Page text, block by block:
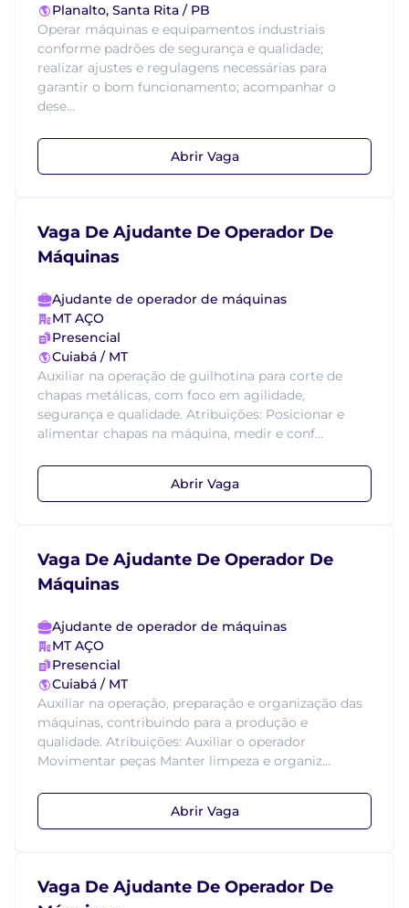
Planalto, Santa Rita / PB
Operar máquinas e equipamentos industriais
conforme padrões de segurança e qualidade;
realizar ajustes e regulagens necessárias para
garantir o bom funcionamento; acompanhar o
dese...
Abrir Vaga
Vaga De Ajudante De Operador De
Máquinas
Ajudante de operador de máquinas
MT AÇO
Presencial
Cuiabá / MT
Auxiliar na operação de guilhotina para corte de
chapas metálicas, com foco em agilidade,
segurança e qualidade. Atribuições: Posicionar e
alimentar chapas na máquina, medir e conf...
Abrir Vaga
Vaga De Ajudante De Operador De
Máquinas
Ajudante de operador de máquinas
MT AÇO
Presencial
Cuiabá / MT
Auxiliar na operação, preparação e organização das
máquinas, contribuindo para a produção e
qualidade. Atribuições: Auxiliar o operador
Movimentar peças Manter limpeza e organiz...
Abrir Vaga
Vaga De Ajudante De Operador De